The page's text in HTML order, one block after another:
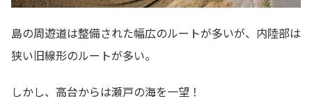
島の周遊道は整備された幅広のルートが多いが、内陸部は
狭い旧線形のルートが多い。
しかし、高台からは瀬戸の海を一望！